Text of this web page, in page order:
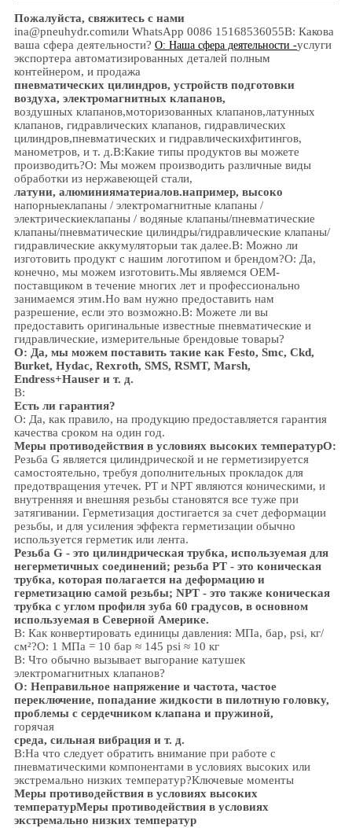
Пожалуйста, свяжитесь с нами
ina@pneuhydr.comили WhatsApp 0086 15168536055В: Какова
ваша сфера деятельности? О: Наша сфера деятельности -услуги
экспортера автоматизированных деталей полным
контейнером, и продажа
пневматических цилиндров, устройств подготовки
воздуха, электромагнитных клапанов,
воздушных клапанов,моторизованных клапанов,латунных
клапанов, гидравлических клапанов, гидравлических
цилиндров,пневматических и гидравлическихфитингов,
манометров, и т. д.В:Какие типы продуктов вы можете
производить?О: Мы можем производить различные виды
обработки из нержавеющей стали,
латуни, алюминияматериалов.например, высоко
напорныеклапаны / электромагнитные клапаны /
электрическиеклапаны / водяные клапаны/пневматические
клапаны/пневматические цилиндры/гидравлические клапаны/
гидравлические аккумуляторыи так далее.В: Можно ли
изготовить продукт с нашим логотипом и брендом?О: Да,
конечно, мы можем изготовить.Мы являемся OEM-
поставщиком в течение многих лет и профессионально
занимаемся этим.Но вам нужно предоставить нам
разрешение, если это возможно.В: Можете ли вы
предоставить оригинальные известные пневматические и
гидравлические, измерительные брендовые товары?
О: Да, мы можем поставить такие как Festo, Smc, Ckd,
Burket, Hydac, Rexroth, SMS, RSMT, Marsh,
Endress+Hauser и т. д.
В:
Есть ли гарантия?
О: Да, как правило, на продукцию предоставляется гарантия
качества сроком на один год.
Меры противодействия в условиях высоких температурО:
Резьба G является цилиндрической и не герметизируется
самостоятельно, требуя дополнительных прокладок для
предотвращения утечек. PT и NPT являются коническими, и
внутренняя и внешняя резьбы становятся все туже при
затягивании. Герметизация достигается за счет деформации
резьбы, и для усиления эффекта герметизации обычно
используется герметик или лента.
Резьба G - это цилиндрическая трубка, используемая для
негерметичных соединений; резьба PT - это коническая
трубка, которая полагается на деформацию и
герметизацию самой резьбы; NPT - это также коническая
трубка с углом профиля зуба 60 градусов, в основном
используемая в Северной Америке.
В: Как конвертировать единицы давления: МПа, бар, psi, кг/
см²?О: 1 МПа = 10 бар ≈ 145 psi ≈ 10 кг
В: Что обычно вызывает выгорание катушек
электромагнитных клапанов?
О: Неправильное напряжение и частота, частое
переключение, попадание жидкости в пилотную головку,
проблемы с сердечником клапана и пружиной,
горячая
среда, сильная вибрация и т. д.
В:На что следует обратить внимание при работе с
пневматическими компонентами в условиях высоких или
экстремально низких температур?Ключевые моменты
Меры противодействия в условиях высоких
температурМеры противодействия в условиях
экстремально низких температур